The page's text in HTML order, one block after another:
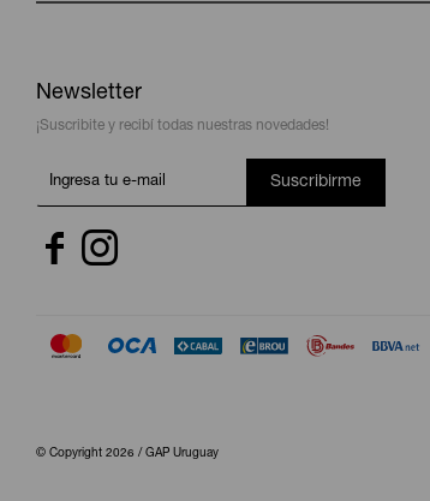
Newsletter
¡Suscribite y recibí todas nuestras novedades!
Suscribirme
 
© Copyright 2026 / GAP Uruguay